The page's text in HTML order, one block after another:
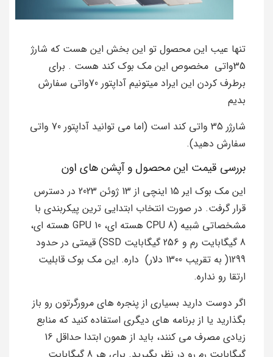
تنها عیب این محصول تو این بخش این هست که شارژ
35واتی مخصوص این مک بوک کند هست . برای
برطرف کردن این ایراد میتونیم آداپتور 70واتی سفارش
بدیم
شارژر 35 واتی کند است (اما می توانید آداپتور 70 واتی
سفارش دهید).
بررسی قیمت این محصول و آپشن های اون
این مک بوک ایر 15 اینچی از 13 ژوئن 2023 در دسترس
قرار گرفت. در صورت انتخاب ابتدایی ترین پیکربندی با
مشخصاتی شبیه (CPU 8 هسته ای، GPU 10 هسته ای،
8 گیگابایت رم و 256 گیگابایت SSD) قیمتی در حدود
1299( به تقریب 1300 دلار) داره. این مک بوک قابلیت
ارتقا رو نداره.
اگر دوست دارید بسیاری از پنجره های مرورگرتون رو باز
بگذارید یا از برنامه های دیگری استفاده کنید که منابع
زیادی مصرف می کنند، باید از همون ابتدا حداقل 16